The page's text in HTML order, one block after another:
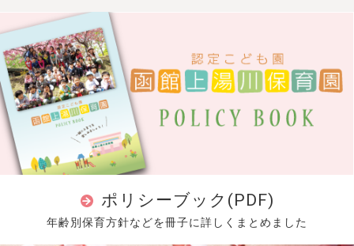
ポリシーブック(PDF)
年齢別保育方針などを冊子に詳しくまとめました